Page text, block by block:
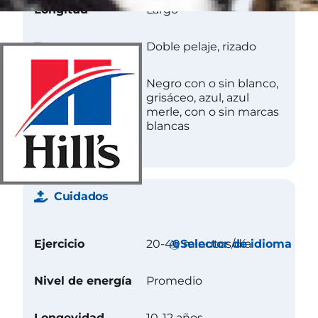
Selector de idioma
Longitud Largo
Textura Doble pelaje, rizado
Color
Negro con o sin blanco,
grisáceo, azul, azul
merle, con o sin marcas
blancas
Cuidados
Ejercicio 20-40 minutos/día
Nivel de energía Promedio